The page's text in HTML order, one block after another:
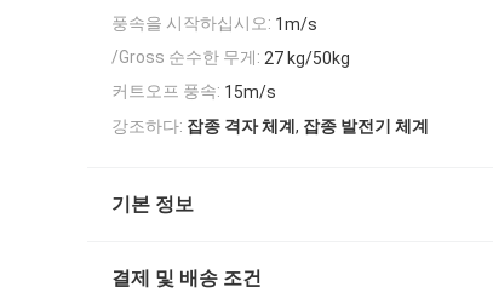
풍속을 시작하십시오: 1m/s
/Gross 순수한 무게: 27 kg/50kg
커트오프 풍속: 15m/s
강조하다: 잡종 격자 체계 , 잡종 발전기 체계
기본 정보
결제 및 배송 조건